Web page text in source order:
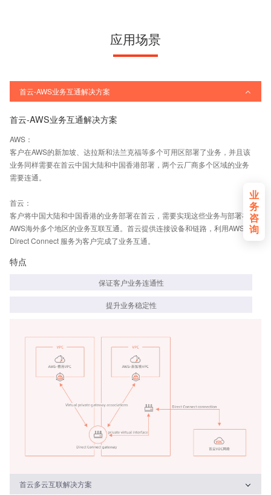
业
务
咨
询
应用场景
首云-AWS业务互通解决方案
首云-AWS业务互通解决方案
AWS：
客户在AWS的新加坡、达拉斯和法兰克福等多个可用区部署了业务，并且该
业务同样需要在首云中国大陆和中国香港部署，两个云厂商多个区域的业务
需要连通。
首云：
客户将中国大陆和中国香港的业务部署在首云，需要实现这些业务与部署在
AWS海外多个地区的业务互联互通。首云提供连接设备和链路，利用AWS的
Direct Connect 服务为客户完成了业务互通。
特点
保证客户业务连通性
提升业务稳定性
首云多云互联解决方案